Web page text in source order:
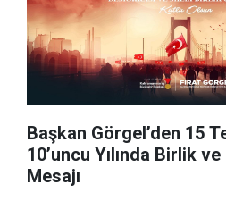
Başkan Görgel’den 15
10’uncu Yılında Birlik
Mesajı